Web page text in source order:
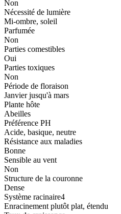
Non
Nécessité de lumière
Mi-ombre, soleil
Parfumée
Non
Parties comestibles
Oui
Parties toxiques
Non
Période de floraison
Janvier jusqu'à mars
Plante hôte
Abeilles
Préférence PH
Acide, basique, neutre
Résistance aux maladies
Bonne
Sensible au vent
Non
Structure de la couronne
Dense
Système racinaire4
Enracinement plutôt plat, étendu